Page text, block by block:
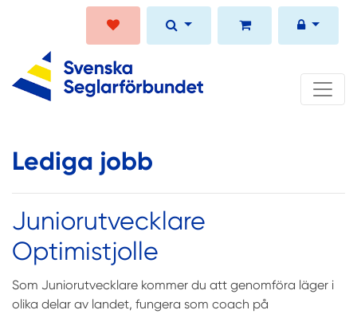
Lediga jobb
Juniorutvecklare
Optimistjolle
Som Juniorutvecklare kommer du att genomföra läger i
olika delar av landet, fungera som coach på